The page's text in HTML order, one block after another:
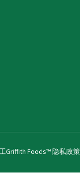
Griffith Foods™ 隐私政策